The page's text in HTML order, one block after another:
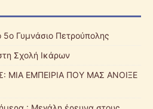
Γυμνάσιο Πετρούπολης
Σχολή Ικάρων
ΜΙΑ ΕΜΠΕΙΡΙΑ ΠΟΥ ΜΑΣ ΑΝΟΙΞΕ